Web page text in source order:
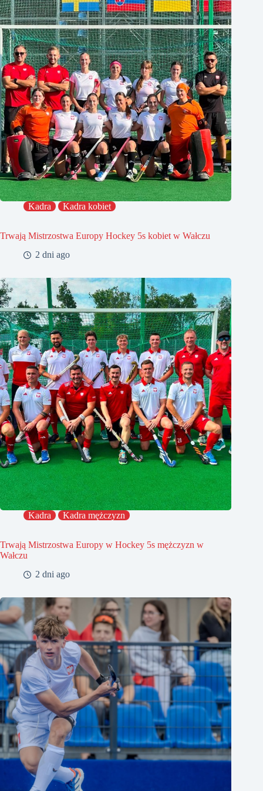
Kadra Kadra kobiet
Trwają Mistrzostwa Europy Hockey 5s kobiet w Wałczu
2 dni ago
Kadra Kadra mężczyzn
Trwają Mistrzostwa Europy w Hockey 5s mężczyzn w
Wałczu
2 dni ago